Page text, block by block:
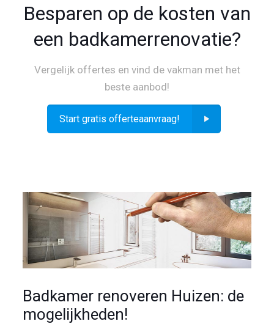
Besparen op de kosten van
een badkamerrenovatie?
Vergelijk offertes en vind de vakman met het
beste aanbod!
Start gratis offerteaanvraag!
Badkamer renoveren Huizen: de
mogelijkheden!